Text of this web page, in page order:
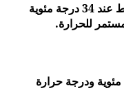
حافظ على درجة حرارة الهواء المحيط عند 34 درجة مئوية
للحرارة.
إلى 29 درجة مئوية ودرجة حرارة